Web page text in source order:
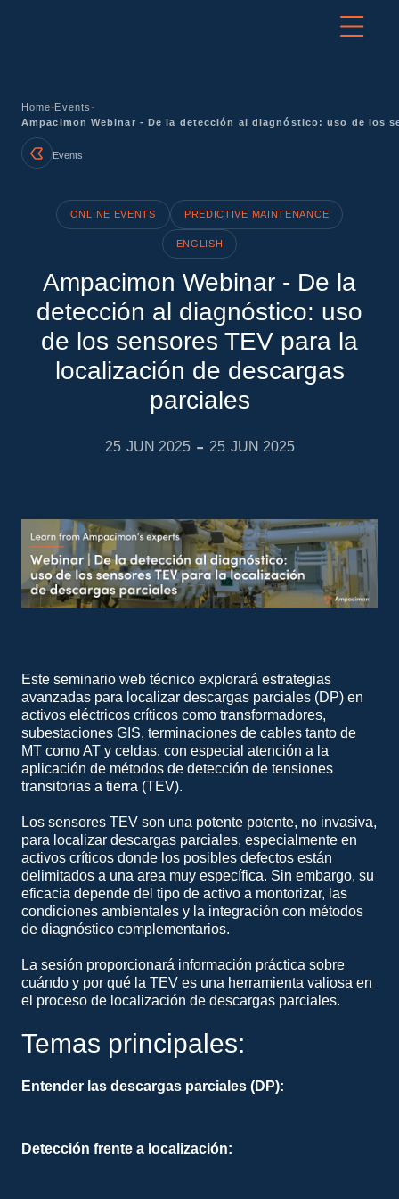
Home-Events-
Ampacimon Webinar - De la detección al diagnóstico: uso de los
Events
ONLINE EVENTS PREDICTIVE MAINTENANCE
ENGLISH
Ampacimon Webinar - De la
detección al diagnóstico: uso
de los sensores TEV para la
localización de descargas
parciales
25 JUN 2025 - 25 JUN 2025
Este seminario web técnico explorará estrategias
avanzadas para localizar descargas parciales (DP) en
activos eléctricos críticos como transformadores,
subestaciones GIS, terminaciones de cables tanto de
MT como AT y celdas, con especial atención a la
aplicación de métodos de detección de tensiones
transitorias a tierra (TEV).
Los sensores TEV son una potente potente, no invasiva,
para localizar descargas parciales, especialmente en
activos críticos donde los posibles defectos están
delimitados a una area muy específica. Sin embargo, su
eficacia depende del tipo de activo a montorizar, las
condiciones ambientales y la integración con métodos
de diagnóstico complementarios.
La sesión proporcionará información práctica sobre
cuándo y por qué la TEV es una herramienta valiosa en
el proceso de localización de descargas parciales.
Temas principales:
Entender las descargas parciales (DP):
Detección frente a localización: